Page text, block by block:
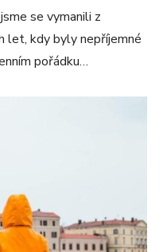
se vymanili z
let, kdy byly nepříjemné
pořádku…